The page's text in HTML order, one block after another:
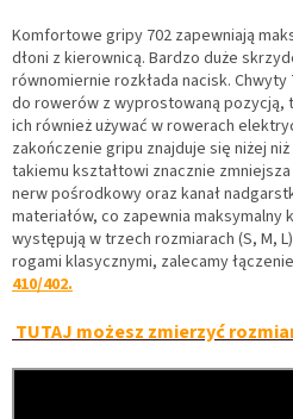
Komfortowe gripy 702 zapewniają
dłoni z kierownicą. Bardzo duże
równomiernie rozkłada nacisk.
do rowerów z wyprostowaną pozycją,
ich również używać w rowerach
zakończenie gripu znajduje się niżej
takiemu kształtowi znacznie
nerw pośrodkowy oraz kanał
materiałów, co zapewnia maksymalny
występują w trzech rozmiarach (S, M,
rogami klasycznymi, zalecamy
410/402.
TUTAJ możesz zmierzyć